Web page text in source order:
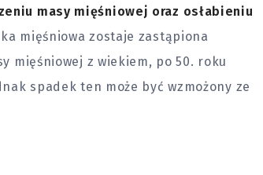
masy mięśniowej oraz osłabieniu
mięśniowa zostaje zastąpiona
mięśniowej z wiekiem, po 50. roku
spadek ten może być wzmożony ze